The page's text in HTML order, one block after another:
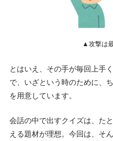
▲攻撃は
とはいえ、その手が毎回上手
で、いざという時のために、
を用意しています。
会話の中で出すクイズは、た
える題材が理想。今回は、そ